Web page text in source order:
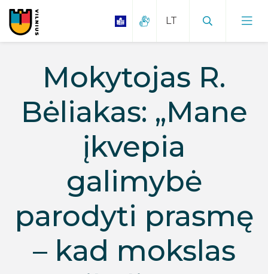
Mokytojas R.
Bėliakas: „Mane
įkvepia
galimybė
parodyti prasmę
– kad mokslas